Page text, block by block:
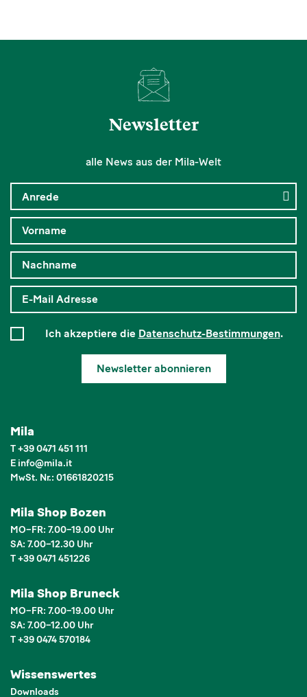
Newsletter
alle News aus der Mila-Welt
Ich akzeptiere die Datenschutz-Bestimmungen.
Newsletter abonnieren
Mila
T+39 0471 451 111
E info@mila.it
MwSt. Nr.: 01661820215
Mila Shop Bozen
MO–FR: 7.00–19.00 Uhr
SA: 7.00–12.30 Uhr
T +39 0471 451226
Mila Shop Bruneck
MO–FR: 7.00–19.00 Uhr
SA: 7.00–12.00 Uhr
T +39 0474 570184
Wissenswertes
Downloads